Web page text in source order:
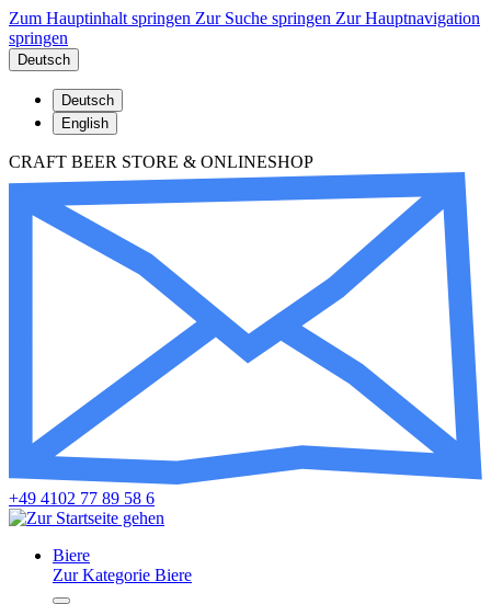
Zum Hauptinhalt springen Zur Suche springen Zur Hauptnavigation
springen
Deutsch
Deutsch
English
CRAFT BEER STORE & ONLINESHOP
+49 4102 77 89 58 6
Biere
Zur Kategorie Biere